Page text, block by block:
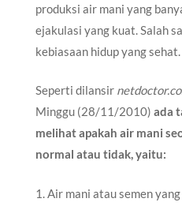
produksi air mani yang
ejakulasi yang kuat. Salah
kebiasaan hidup yang sehat.
Seperti dilansir
Minggu (28/11/2010) ada
melihat apakah air mani
normal atau tidak, yaitu:
1. Air mani atau semen